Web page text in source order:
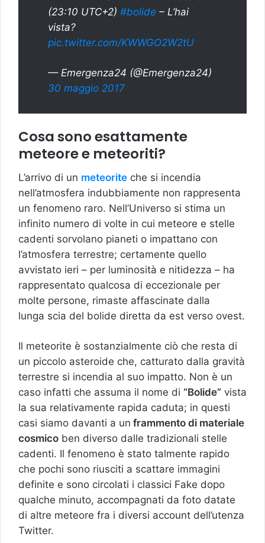
(23:10 UTC+2) #bolide – L’hai
vista?
pic.twitter.com/KWWGO2W2tU
— Emergenza24 (@Emergenza24)
30 maggio 2017
Cosa sono esattamente
meteore e meteoriti?
L’arrivo di un meteorite che si incendia
nell’atmosfera indubbiamente non rappresenta
un fenomeno raro. Nell’Universo si stima un
infinito numero di volte in cui meteore e stelle
cadenti sorvolano pianeti o impattano con
l’atmosfera terrestre; certamente quello
avvistato ieri – per luminosità e nitidezza – ha
rappresentato qualcosa di eccezionale per
molte persone, rimaste affascinate dalla
lunga scia del bolide diretta da est verso ovest.
Il meteorite è sostanzialmente ciò che resta di
un piccolo asteroide che, catturato dalla gravità
terrestre si incendia al suo impatto. Non è un
caso infatti che assuma il nome di “Bolide” vista
la sua relativamente rapida caduta; in questi
casi siamo davanti a un frammento di materiale
cosmico ben diverso dalle tradizionali stelle
cadenti. Il fenomeno è stato talmente rapido
che pochi sono riusciti a scattare immagini
definite e sono circolati i classici Fake dopo
qualche minuto, accompagnati da foto datate
di altre meteore fra i diversi account dell’utenza
Twitter.